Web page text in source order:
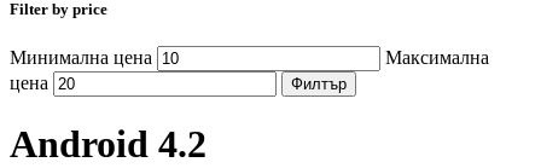
Filter by price
Минимална цена
Максимална
цена
Филтър
Android 4.2